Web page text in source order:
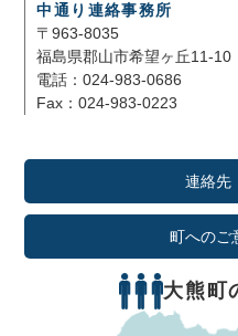
中通り連絡事務所
〒963-8035
福島県郡山市希望ヶ丘11-10
電話：024-983-0686
Fax：024-983-0223
連絡先
町へのご
大熊町